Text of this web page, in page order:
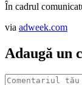
În cadrul
via adweek.com
Adaugă un